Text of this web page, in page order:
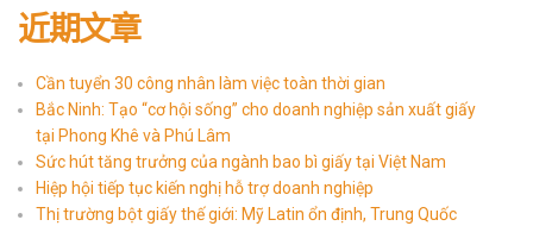
近期文章
Cần tuyển 30 công nhân làm việc toàn thời gian
Bắc Ninh: Tạo “cơ hội sống” cho doanh nghiệp sản xuất giấy
tại Phong Khê và Phú Lâm
Sức hút tăng trưởng của ngành bao bì giấy tại Việt Nam
Hiệp hội tiếp tục kiến nghị hỗ trợ doanh nghiệp
Thị trường bột giấy thế giới: Mỹ Latin ổn định, Trung Quốc